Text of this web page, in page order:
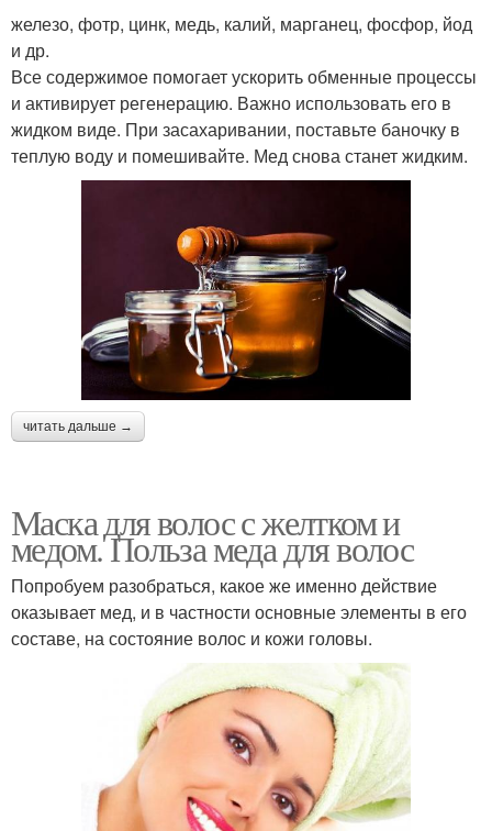
железо, фотр, цинк, медь, калий, марганец, фосфор, йод
и др.
Все содержимое помогает ускорить обменные процессы
и активирует регенерацию. Важно использовать его в
жидком виде. При засахаривании, поставьте баночку в
теплую воду и помешивайте. Мед снова станет жидким.
читать дальше →
Маска для волос с желтком и
медом. Польза меда для волос
Попробуем разобраться, какое же именно действие
оказывает мед, и в частности основные элементы в его
составе, на состояние волос и кожи головы.